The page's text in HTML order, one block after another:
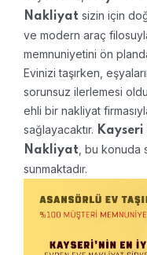
Nakliyat sizin için
ve modern araç
memnuniyetini ön
Evinizi taşırken,
sorunsuz ilerlemesi
ehli bir nakliyat
sağlayacaktır.
Nakliyat , bu
sunmaktadır.